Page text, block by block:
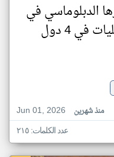
الدبلوماسي في
إفريقيا بافتتاح ممثليات في 4 دول
Jun 01, 2026
منذ شهرين
عدد الكلمات: ٢١٥